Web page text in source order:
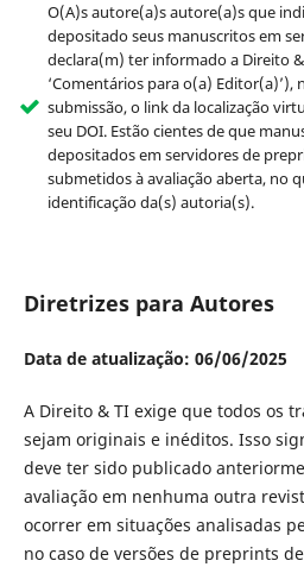
O(A)s autore(a)s autore(a)s que
depositado seus manuscritos em
declara(m) ter informado a Direito
‘Comentários para o(a)
submissão, o link da localização
seu DOI. Estão cientes de que
depositados em servidores de
submetidos à avaliação aberta, no
identificação da(s) autoria(s).
Diretrizes para Autores
Data de atualização: 06/06/2025
A Direito & TI exige que todos os
sejam originais e inéditos. Isso
deve ter sido publicado
avaliação em nenhuma outra
ocorrer em situações analisadas
no caso de versões de preprints